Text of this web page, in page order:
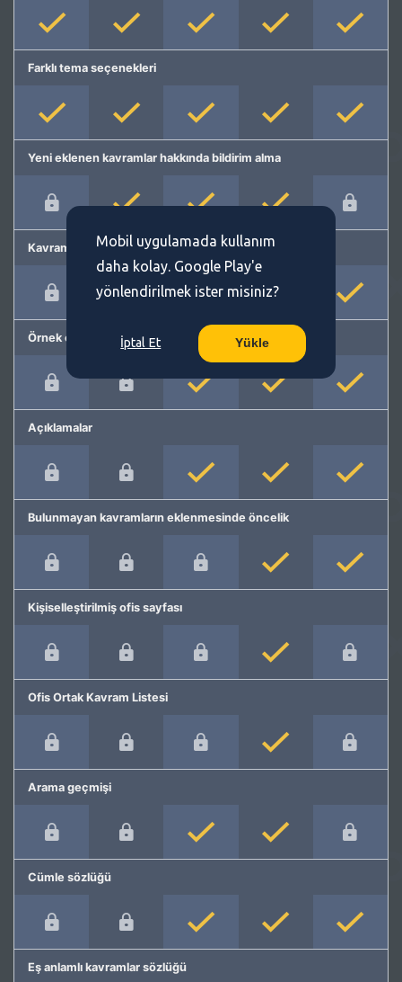
Farklı tema seçenekleri
Yeni eklenen kavramlar hakkında bildirim alma
Kavram önerme
Örnek cümleler
Açıklamalar
Bulunmayan kavramların eklenmesinde öncelik
Kişiselleştirilmiş ofis sayfası
Ofis Ortak Kavram Listesi
Arama geçmişi
Cümle sözlüğü
Eş anlamlı kavramlar sözlüğü
Mobil uygulamada kullanım
daha kolay. Google Play'e
yönlendirilmek ister misiniz?
İptal Et Yükle